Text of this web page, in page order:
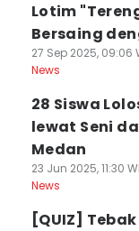
Lotim
Bersaing
27 Sep 2025, 09:06
News
28 Siswa
lewat Seni
Medan
23 Jun 2025, 11:30
News
[QUIZ]